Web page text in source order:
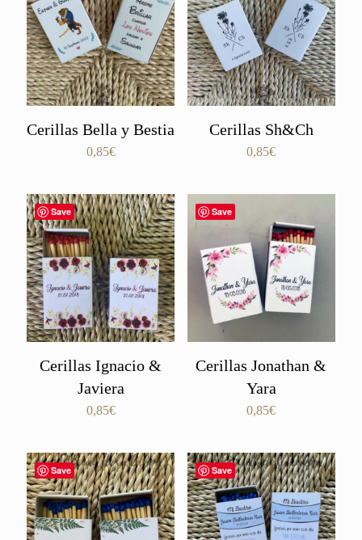
Cerillas Bella y Bestia
0,85€
Cerillas Sh&Ch
0,85€
Save
Cerillas Ignacio &
Javiera
0,85€
Save
Cerillas Jonathan &
Yara
0,85€
Save Save